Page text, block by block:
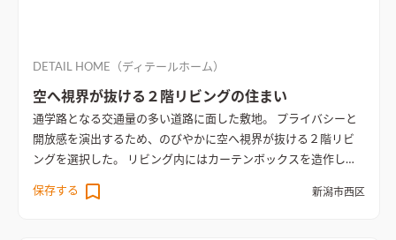
DETAIL HOME（ディテールホーム）
空へ視界が抜ける２階リビングの住まい
通学路となる交通量の多い道路に面した敷地。 プライバシーと
開放感を演出するため、のびやかに空へ視界が抜ける２階リビ
ングを選択した。 リビング内にはカーテンボックスを造作し、
メント板や羽目板を壁面に使用し、家具は突板で制作。 壁面一
保存する 新潟市西区